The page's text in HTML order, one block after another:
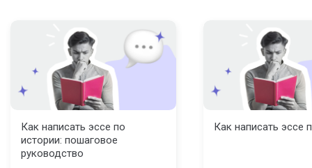
Как написать эссе по
истории: пошаговое
руководство
Как написать эссе